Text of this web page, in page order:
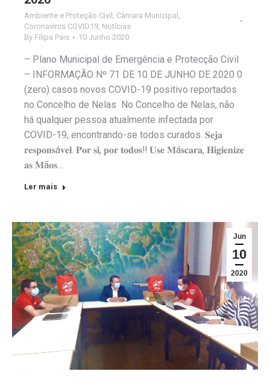
Ambiente e Proteção Civil , Câmara Municipal ,
Coronavirus COVID19, Notícias
By Filipa Pais 10 Junho 2020
– Plano Municipal de Emergência e Protecção Civil
– INFORMAÇÃO Nº 71 DE 10 DE JUNHO DE 2020 0
(zero) casos novos COVID-19 positivo reportados
no Concelho de Nelas No Concelho de Nelas, não
há qualquer pessoa atualmente infectada por
COVID-19, encontrando-se todos curados. 𝐒𝐞𝐣𝐚
𝐫𝐞𝐬𝐩𝐨𝐧𝐬á𝐯𝐞𝐥. 𝐏𝐨𝐫 𝐬𝐢, 𝐩𝐨𝐫 𝐭𝐨𝐝𝐨𝐬‼️ 𝐔𝐬𝐞 𝐌á𝐬𝐜𝐚𝐫𝐚, 𝐇𝐢𝐠𝐢𝐞𝐧𝐢𝐳𝐞
𝐚𝐬 𝐌ã𝐨𝐬…
Ler mais
Jun
10
2020